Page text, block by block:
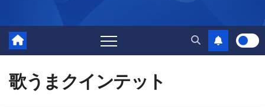
歌うまクインテット